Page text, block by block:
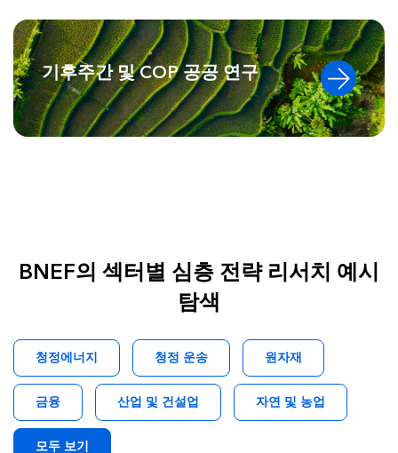
기후주간 및 COP 공공 연구
BNEF의 섹터별 심층 전략 리서치 예시
탐색
청정에너지 청정 운송 원자재
금융 산업 및 건설업 자연 및 농업
모두 보기